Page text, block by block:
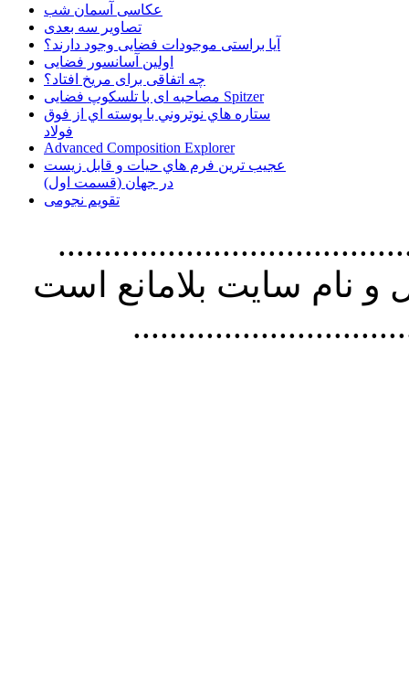
عکاسی آسمان شب
تصاویر سه بعدی
آیا براستی موجودات فضایی وجود دارند؟
اولین آسانسور فضایی
چه اتفاقی برای مریخ افتاد؟
مصاحبه ای با تلسکوپ فضایی Spitzer
ستاره هاي نوتروني با پوسته اي از فوق
فولاد
Advanced Composition Explorer
عجیب ترین فرم هاي حيات و قابل زيست
در جهان (قسمت اول)
تقویم نجومی
استفاده از
نام سايت بلامانع است